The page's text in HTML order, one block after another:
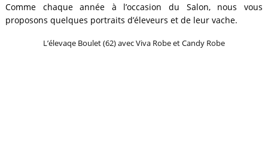
Comme chaque année à l’occasion du Salon, nous vous
proposons quelques portraits d’éleveurs et de leur vache.
L’élevaqe Boulet (62) avec Viva Robe et Candy Robe